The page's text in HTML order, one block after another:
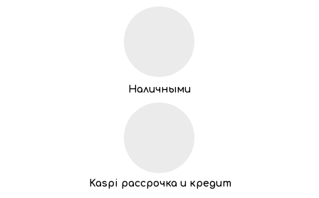
Наличными
Kaspi рассрочка и кредит